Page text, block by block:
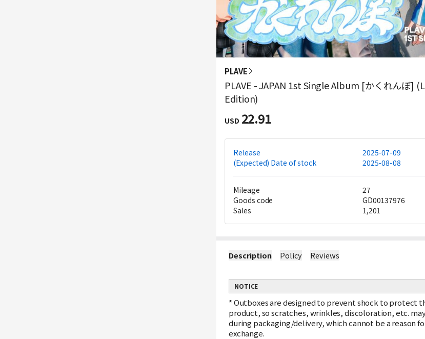
PLAVE
PLAVE - JAPAN 1st Single Album [かくれんぼ]
Edition)
USD 22.91
Release
2025-07-09
(Expected) Date of stock
2025-08-08
Mileage
27
Goods code
GD00137976
Sales
1,201
Description Policy Reviews
NOTICE
*Outboxes are designed to prevent shock to protect
product, so scratches, wrinkles, discoloration, etc.
during packaging/delivery, which cannot be a reason
exchange.